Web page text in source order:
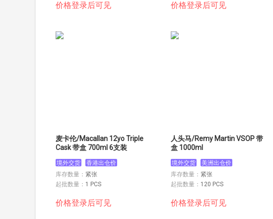
价格登录后可见 价格登录后可见
麦卡伦/Macallan 12yo Triple
Cask 带盒 700ml 6支装
境外交货
香港出仓价
库存数量： 紧张
起批数量： 1 PCS
价格登录后可见
人头马/Remy Martin VSOP 带
盒 1000ml
境外交货
美洲出仓价
库存数量： 紧张
起批数量： 120 PCS
价格登录后可见